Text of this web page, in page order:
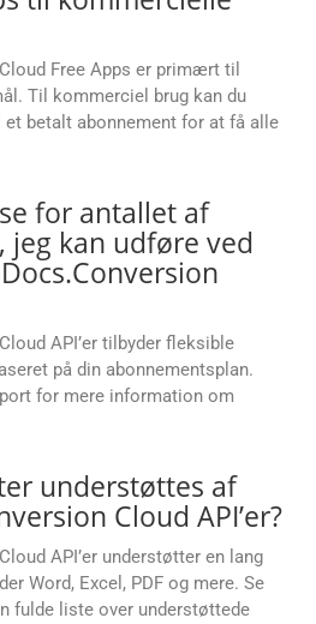
Free Apps er primært til
Til kommerciel brug kan du
betalt abonnement for at få alle
for antallet af
jeg kan udføre ved
API’er tilbyder fleksible
på din abonnementsplan.
for mere information om
understøttes af
Cloud API’er?
API’er understøtter en lang
Word, Excel, PDF og mere. Se
fulde liste over understøttede